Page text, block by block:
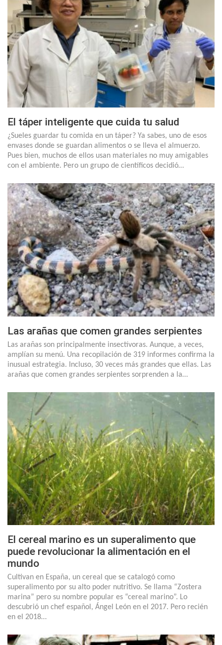
El táper inteligente que cuida tu salud
¿Sueles guardar tu comida en un táper? Ya sabes, uno de esos
envases donde se guardan alimentos o se lleva el almuerzo.
Pues bien, muchos de ellos usan materiales no muy amigables
con el ambiente. Pero un grupo de científicos decidió…
Las arañas que comen grandes serpientes
Las arañas son principalmente insectívoras. Aunque, a veces,
amplían su menú. Una recopilación de 319 informes confirma la
inusual estrategia. Incluso, 30 veces más grandes que ellas. Las
arañas que comen grandes serpientes sorprenden a la…
El cereal marino es un superalimento que
puede revolucionar la alimentación en el
mundo
Cultivan en España, un cereal que se catalogó como
superalimento por su alto poder nutritivo. Se llama “Zostera
marina” pero su nombre popular es “cereal marino”. Lo
descubrió un chef español, Ángel León en el 2017. Pero recién
en el 2018…